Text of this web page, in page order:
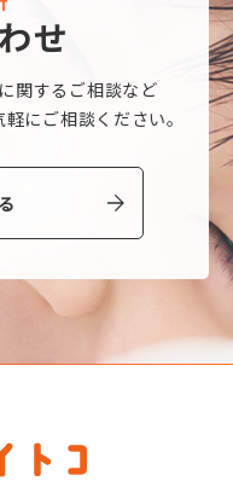
T
わせ
関するご相談など
軽にご相談ください。